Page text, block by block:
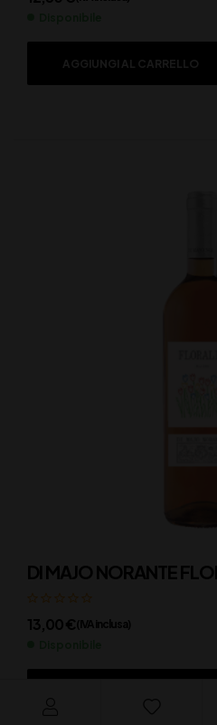
AGGIUNGI AL CARRELLO
DI MAJO NORANTE
13,00€(IVA inclusa)